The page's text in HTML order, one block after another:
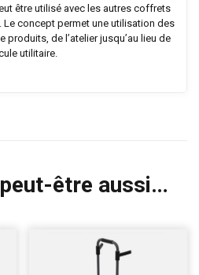
être utilisé avec les autres coffrets
concept permet une utilisation des
de l’atelier jusqu’au lieu de
utilitaire.
être aussi…